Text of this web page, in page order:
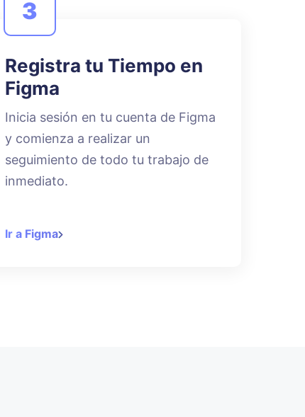
3
Registra tu Tiempo en
Figma
Inicia sesión en tu cuenta de Figma
y comienza a realizar un
seguimiento de todo tu trabajo de
inmediato.
Ir a Figma